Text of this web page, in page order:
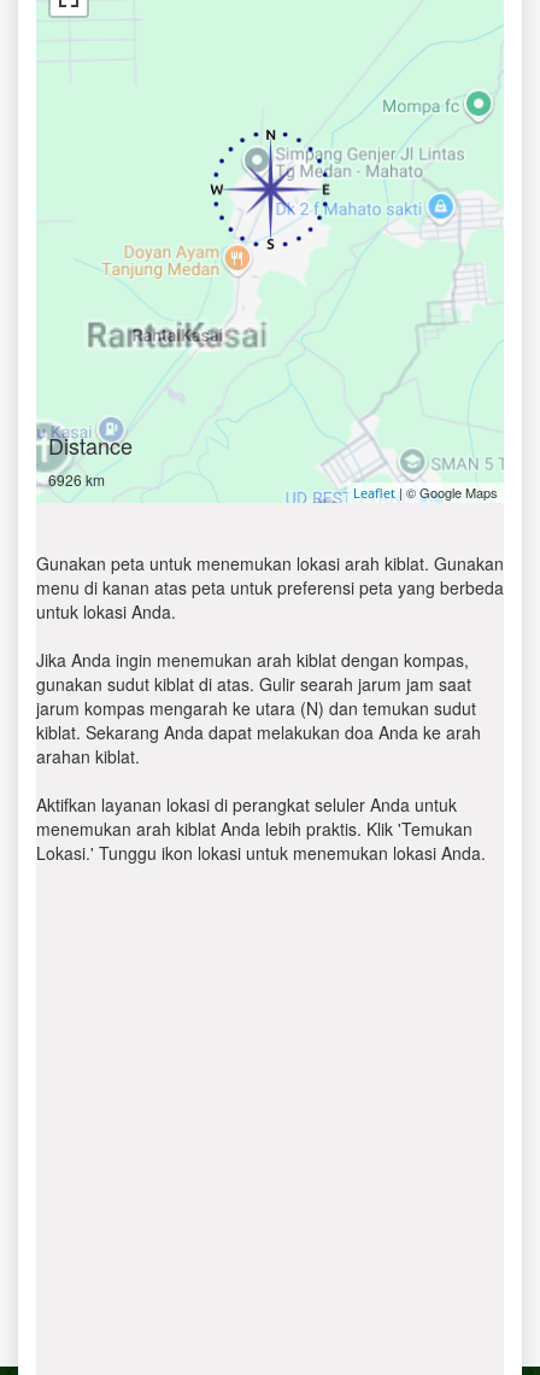
Distance
6926 km
Leaflet | © Google Maps
Gunakan peta untuk menemukan lokasi arah kiblat. Gunakan
menu di kanan atas peta untuk preferensi peta yang berbeda
untuk lokasi Anda.
Jika Anda ingin menemukan arah kiblat dengan kompas,
gunakan sudut kiblat di atas. Gulir searah jarum jam saat
jarum kompas mengarah ke utara (N) dan temukan sudut
kiblat. Sekarang Anda dapat melakukan doa Anda ke arah
arahan kiblat.
Aktifkan layanan lokasi di perangkat seluler Anda untuk
menemukan arah kiblat Anda lebih praktis. Klik 'Temukan
Lokasi.' Tunggu ikon lokasi untuk menemukan lokasi Anda.